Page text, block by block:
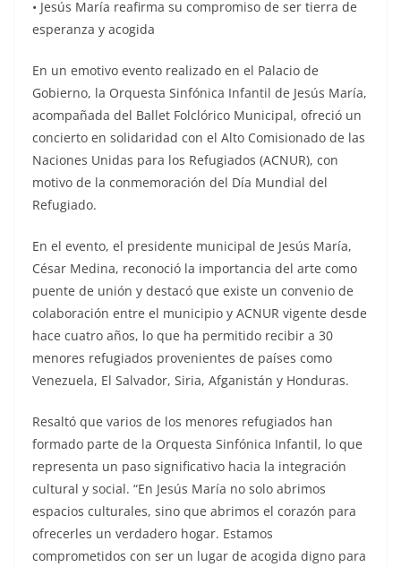
• Jesús María reafirma su compromiso de ser tierra de
esperanza y acogida
En un emotivo evento realizado en el Palacio de
Gobierno, la Orquesta Sinfónica Infantil de Jesús María,
acompañada del Ballet Folclórico Municipal, ofreció un
concierto en solidaridad con el Alto Comisionado de las
Naciones Unidas para los Refugiados (ACNUR), con
motivo de la conmemoración del Día Mundial del
Refugiado.
En el evento, el presidente municipal de Jesús María,
César Medina, reconoció la importancia del arte como
puente de unión y destacó que existe un convenio de
colaboración entre el municipio y ACNUR vigente desde
hace cuatro años, lo que ha permitido recibir a 30
menores refugiados provenientes de países como
Venezuela, El Salvador, Siria, Afganistán y Honduras.
Resaltó que varios de los menores refugiados han
formado parte de la Orquesta Sinfónica Infantil, lo que
representa un paso significativo hacia la integración
cultural y social. “En Jesús María no solo abrimos
espacios culturales, sino que abrimos el corazón para
ofrecerles un verdadero hogar. Estamos
comprometidos con ser un lugar de acogida digno para